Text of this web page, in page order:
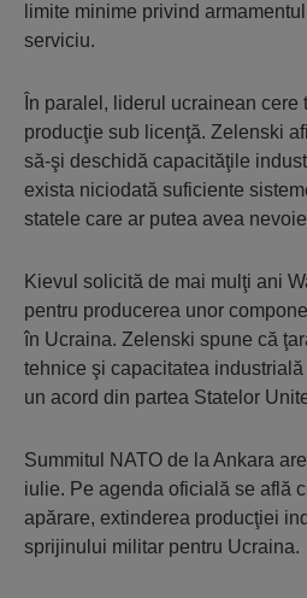
limite minime privind
serviciu.
În paralel, liderul ucrainean
producţie sub licenţă. Zelenski
să-şi deschidă capacităţile
exista niciodată suficiente
statele care ar putea avea
Kievul solicită de mai mulţi ani
pentru producerea unor
în Ucraina. Zelenski spune că
tehnice şi capacitatea
un acord din partea Statelor
Summitul NATO de la Ankara
iulie. Pe agenda oficială se află
apărare, extinderea producţiei
sprijinului militar pentru Ucraina.